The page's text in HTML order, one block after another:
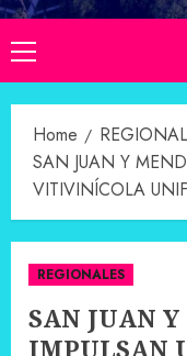
Primary
Menu
Home
SAN JUAN Y
VITIVINÍCOLA
REGIONALES
SAN JUAN
IMPULSAN